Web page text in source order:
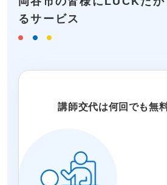
るサービス
講師交代は何回でも無